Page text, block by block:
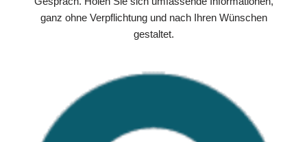
ganz ohne Verpflichtung und nach Ihren Wünschen
gestaltet.